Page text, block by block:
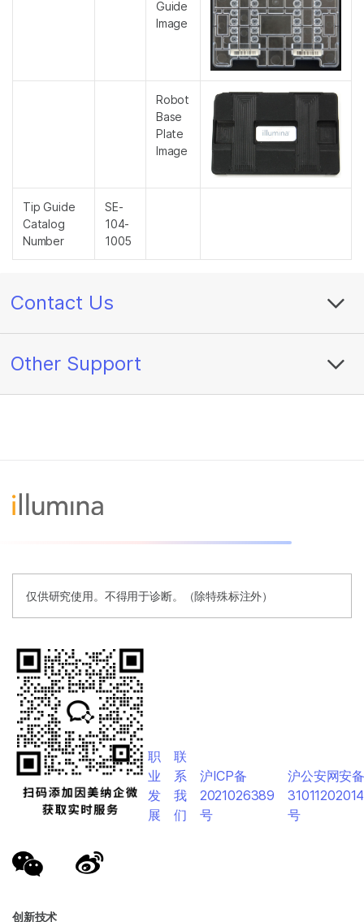
Guide
Image
Robot
Base
Plate
Image
Tip Guide
Catalog
Number
SE-
104-
1005
Contact Us
Other Support
仅供研究使用。不得用于诊断。（除特殊标注外）
创新技术
职
业
发
展
联
系
我
们
沪ICP备
2021026389
号
沪公安网安
号